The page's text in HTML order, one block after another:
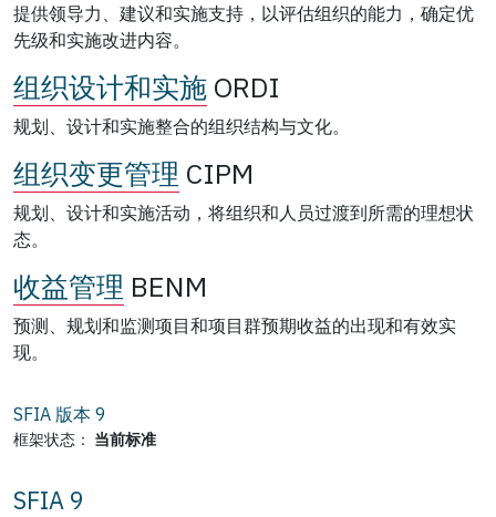
提供领导力、建议和实施支持，以评估组织的能力，确定优
先级和实施改进内容。
组织设计和实施 ORDI
规划、设计和实施整合的组织结构与文化。
组织变更管理 CIPM
规划、设计和实施活动，将组织和人员过渡到所需的理想状
态。
收益管理 BENM
预测、规划和监测项目和项目群预期收益的出现和有效实
现。
SFIA 版本 9
框架状态： 当前标准
SFIA 9